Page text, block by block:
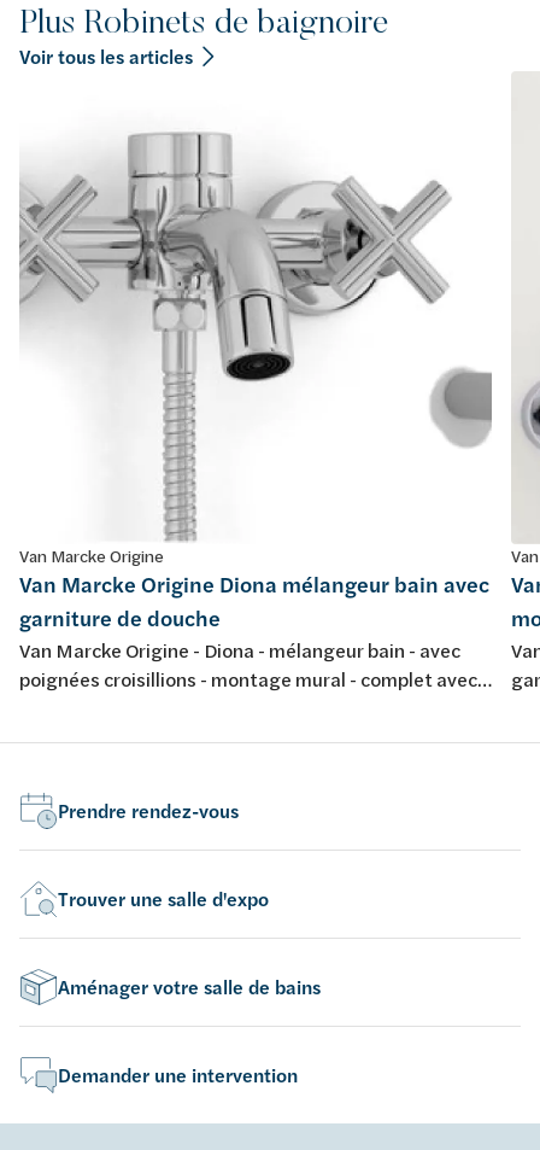
Plus Robinets de baignoire
Voir tous les articles
Van Marcke Origine
Van Marcke Origine Diona mélangeur bain avec
garniture de douche
Van Marcke Origine - Diona - mélangeur bain - avec
poignées croisillions - montage mural - complet avec
Prendre rendez-vous
Trouver une salle d'expo
Aménager votre salle de bains
Demander une intervention